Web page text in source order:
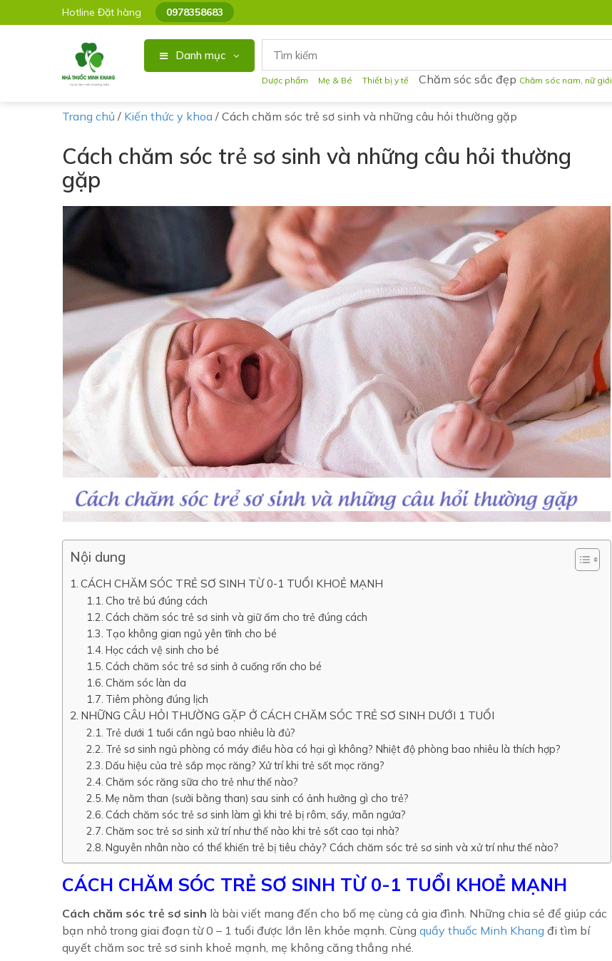
Hotline Đặt hàng 0978358683
Danh mục
Dược phẩm Mẹ & Bé Thiết bị y tế Chăm sóc sắc đẹp Chăm sóc nam, nữ giới
Trang chủ / Kiến thức y khoa / Cách chăm sóc trẻ sơ sinh và những câu hỏi thường gặp
Cách chăm sóc trẻ sơ sinh và những câu hỏi thường
gặp
Nội dung
CÁCH CHĂM SÓC TRẺ SƠ SINH TỪ 0-1 TUỔI KHOẺ MẠNH
Cho trẻ bú đúng cách
Cách chăm sóc trẻ sơ sinh và giữ ấm cho trẻ đúng cách
Tạo không gian ngủ yên tĩnh cho bé
Học cách vệ sinh cho bé
Cách chăm sóc trẻ sơ sinh ở cuống rốn cho bé
Chăm sóc làn da
Tiêm phòng đúng lịch
NHỮNG CÂU HỎI THƯỜNG GẶP Ở CÁCH CHĂM SÓC TRẺ SƠ SINH DƯỚI 1 TUỔI
Trẻ dưới 1 tuồi cần ngủ bao nhiêu là đủ?
Trẻ sơ sinh ngủ phòng có máy điều hòa có hại gì không? Nhiệt độ phòng bao nhiêu là thích hợp?
Dấu hiệu của trẻ sắp mọc răng? Xử trí khi trẻ sốt mọc răng?
Chăm sóc răng sữa cho trẻ như thế nào?
Mẹ nằm than (sưởi bằng than) sau sinh có ảnh hưởng gì cho trẻ?
Cách chăm sóc trẻ sơ sinh làm gì khi trẻ bị rôm, sẩy, mẫn ngứa?
Chăm soc trẻ sơ sinh xử trí như thế nào khi trẻ sốt cao tại nhà?
Nguyên nhân nào có thể khiến trẻ bị tiêu chảy? Cách chăm sóc trẻ sơ sinh và xử trí như thế nào?
CÁCH CHĂM SÓC TRẺ SƠ SINH TỪ 0-1 TUỔI KHOẺ MẠNH
Cách chăm sóc trẻ sơ sinh là bài viết mang đến cho bố mẹ cùng cả gia đình. Những chia sẻ để giúp các
bạn nhỏ trong giai đoạn từ 0 – 1 tuổi được lớn lên khỏe mạnh. Cùng quầy thuốc Minh Khang đi tìm bí
quyết chăm soc trẻ sơ sinh khoẻ mạnh, mẹ không căng thẳng nhé.